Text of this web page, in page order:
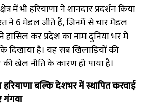
में भी हरियाणा ने शानदार प्रदर्शन किया
ने 6 मेडल जीते हैं, जिनमें से चार मेडल
हासिल कर प्रदेश का नाम दुनिया भर में
है। यह सब खिलाड़ियों की
खेल नीति के कारण हो पाया है।
बल्कि देशभर में स्थापित करवाई
गंगवा